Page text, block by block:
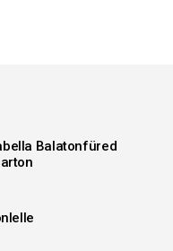
Balatonfüred